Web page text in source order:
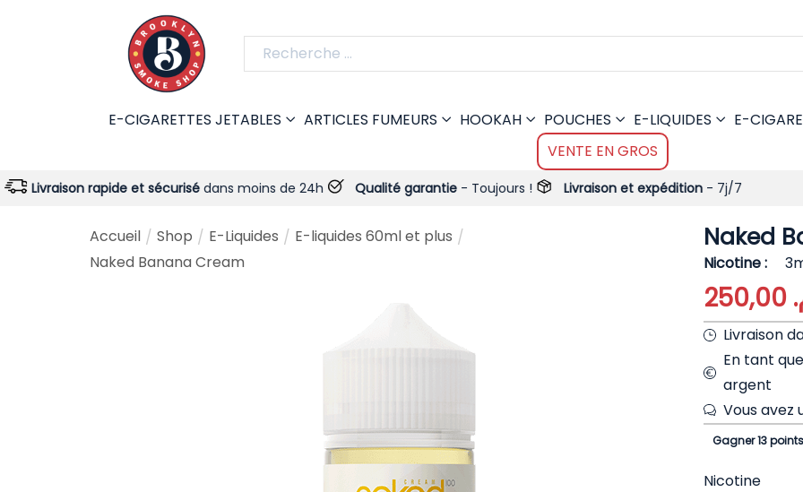
E-CIGARETTES JETABLES ARTICLES FUMEURS HOOKAH POUCHES E-LIQUIDES
E-
VENTE EN GROS
rapide et sécurisédans moins de 24h Qualité garantie- Toujours ! Livraison et expédition - 7j/7
Accueil / Shop / E-Liquides / E-liquides 60ml et plus /
Naked Banana Cream
Naked
Nicotine
250,00
Livraison
En tant
argent
Vous avez
Gagner 13 points
Nicotine